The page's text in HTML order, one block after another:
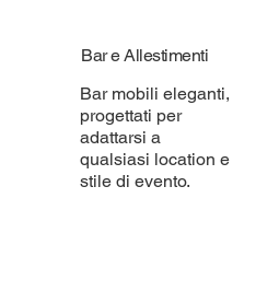
Bar e Allestimenti
Bar mobili eleganti,
progettati per
adattarsi a
qualsiasi location e
stile di evento.